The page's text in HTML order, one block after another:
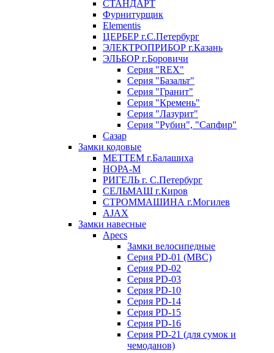
СТАНДАРТ
Фурнитурщик
Elementis
ЦЕРБЕР г.С.Петербург
ЭЛЕКТРОПРИБОР г.Казань
ЭЛЬБОР г.Боровичи
Серия "REX"
Серия "Базальт"
Серия "Гранит"
Серия "Кремень"
Серия "Лазурит"
Серия "Рубин", "Сапфир"
Сазар
Замки кодовые
МЕТТЕМ г.Балашиха
НОРА-М
РИГЕЛЬ г. С.Петербург
СЕЛЬМАШ г.Киров
СТРОММАШИНА г.Могилев
AJAX
Замки навесные
Apecs
Замки велосипедные
Серия PD-01 (МВС)
Серия PD-02
Серия PD-03
Серия PD-10
Серия PD-14
Серия PD-15
Серия PD-16
Серия PD-21 (для сумок и
чемоданов)